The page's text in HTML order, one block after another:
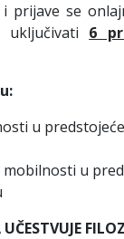
i prijave se
uključivati 6
u
u